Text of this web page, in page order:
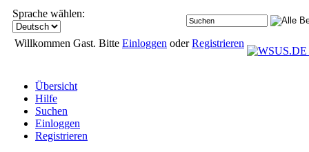
Sprache wählen:
Willkommen Gast. Bitte Einloggen oderRegistrieren
Übersicht
Hilfe
Suchen
Einloggen
Registrieren